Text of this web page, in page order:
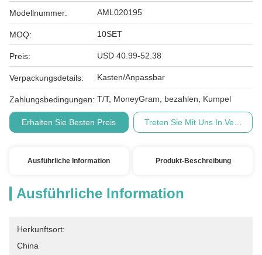
Modellnummer: AML020195
MOQ: 10SET
Preis: USD 40.99-52.38
Verpackungsdetails: Kasten/Anpassbar
Zahlungsbedingungen: T/T, MoneyGram, bezahlen, Kumpel
Erhalten Sie Besten Preis Treten Sie Mit Uns In
Ausführliche Information Produkt-Beschreibung
Ausführliche Information
Herkunftsort:
China